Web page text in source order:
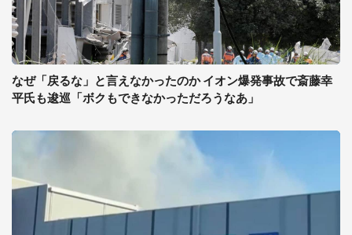
なぜ「戻るな」と言えなかったのか イオン爆発事故で斎藤幸
平氏も逡巡「ボクもできなかっただろうなあ」